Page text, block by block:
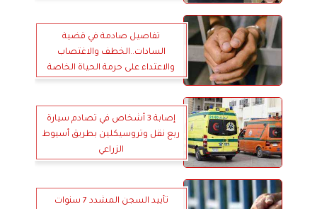
تفاصيل صادمة في قضية
السادات..الخطف والاغتصاب
والاعتداء على حرمة الحياة الخاصة
إصابة 3 أشخاص في تصادم سيارة
ربع نقل وتروسيكلين بطريق أسيوط
الزراعي
تأييد السجن المشدد 7 سنوات